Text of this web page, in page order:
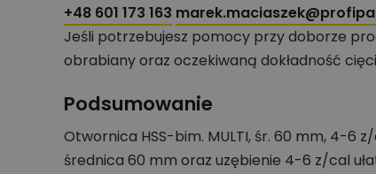
+48 601 173 163
Jeśli potrzebujesz pomocy przy doborze
obrabiany oraz oczekiwaną dokładność
Podsumowanie
Otwornica HSS-bim. MULTI, śr. 60 mm, 4-6
średnica 60 mm oraz uzębienie 4-6 z/cal